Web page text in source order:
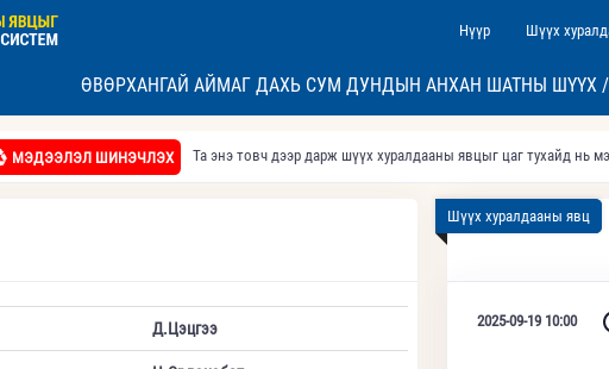
Нүүр Шүүх
ӨВӨРХАНГАЙ АЙМАГ ДАХЬ СУМ ДУНДЫН АНХАН ШАТНЫ ШҮҮХ
МЭДЭЭЛЭЛ ШИНЭЧЛЭХ Та энэ товч дээр дарж шүүх хуралдааны явцыг цаг тухайд нь
Д.Цэцгээ
Шүүх хуралдааны явц
2025-09-19 10:00